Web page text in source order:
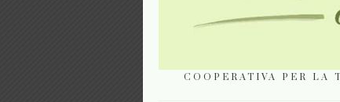
COOPERATIVA PER LA